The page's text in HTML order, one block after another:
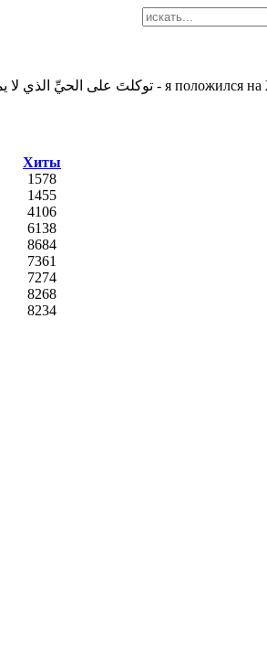
Хиты
1578
1455
4106
6138
8684
7361
7274
8268
8234